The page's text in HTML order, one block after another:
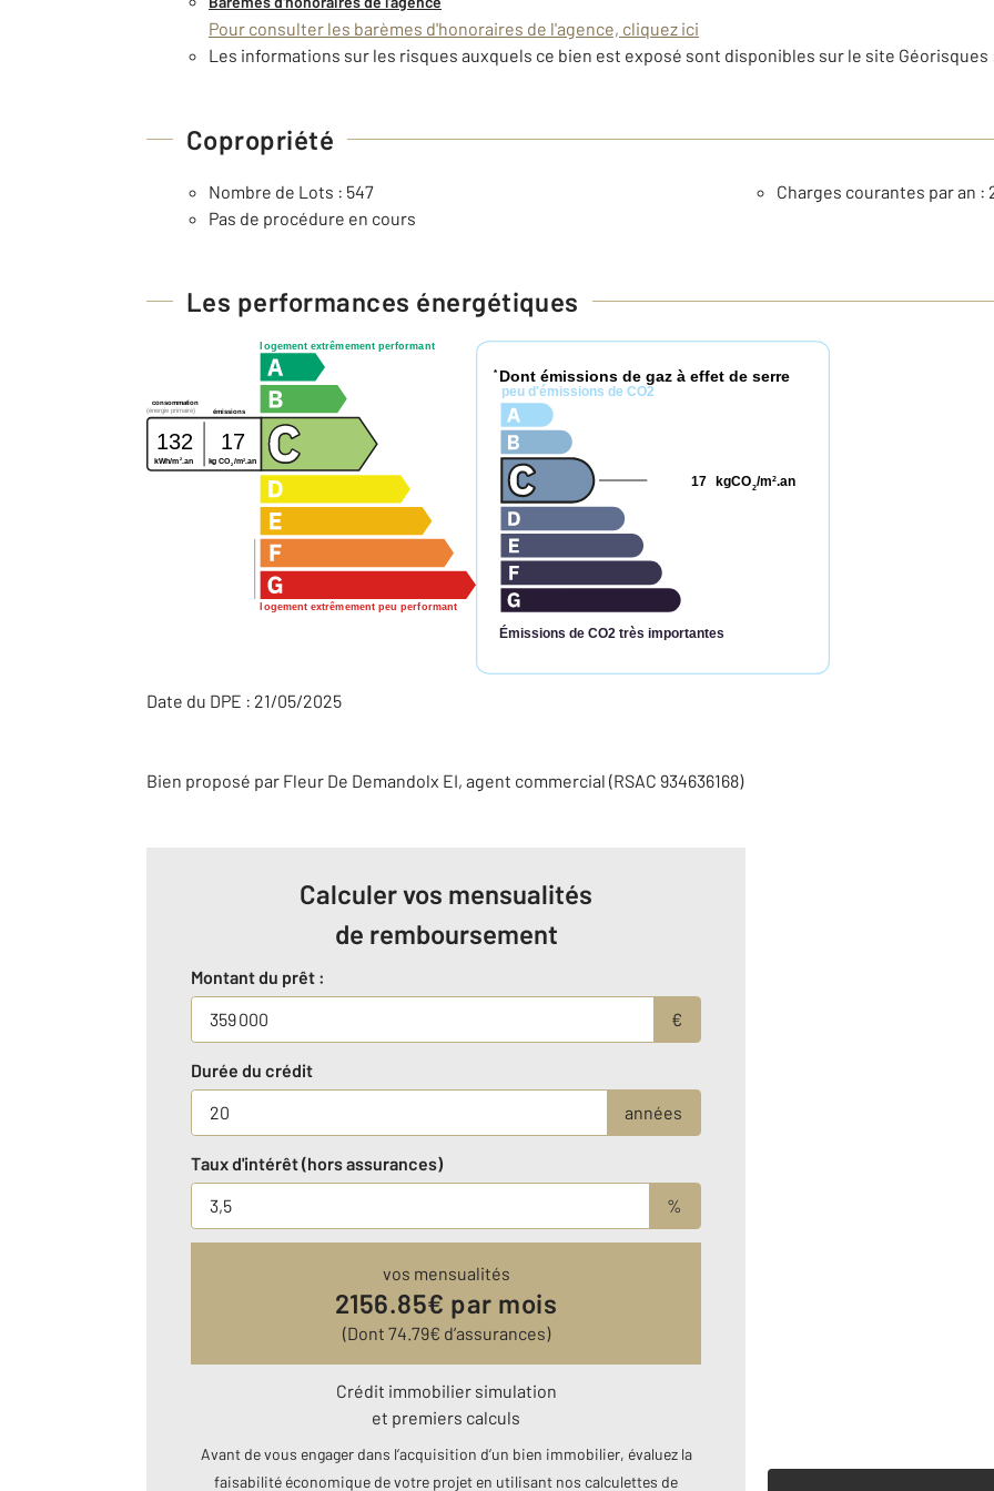
Pour consulter les barèmes d'honoraires de l'agence, cliquez ici
Les informations sur les risques auxquels ce bien est exposé sont disponibles sur le site
Copropriété
Nombre de Lots : 547
Charges courantes par an :
Pas de procédure en cours
Les performances énergétiques
logement extrêmement performant
logement extrêmement peu performant
consommation
émissions
(énergie primaire)
132 17
kWh/m 2 .an kg CO2/m2 .an
* Dont émissions de gaz à effet de serre
peu d'émissions de CO2
Émissions de CO2 très importantes
kgCO2/m2.an
17
Date du DPE : 21/05/2025
Bien proposé par Fleur De Demandolx EI, agent commercial (RSAC 934636168)
Calculer vos mensualités
de remboursement
Montant du prêt :
€
Durée du crédit
années
Taux d'intérêt (hors assurances)
%
vos mensualités
2156.85€ par mois
(Dont 74.79€ d’assurances)
Crédit immobilier simulation
et premiers calculs
Avant de vous engager dans l’acquisition d’un bien immobilier, évaluez la
faisabilité économique de votre projet en utilisant nos calculettes de